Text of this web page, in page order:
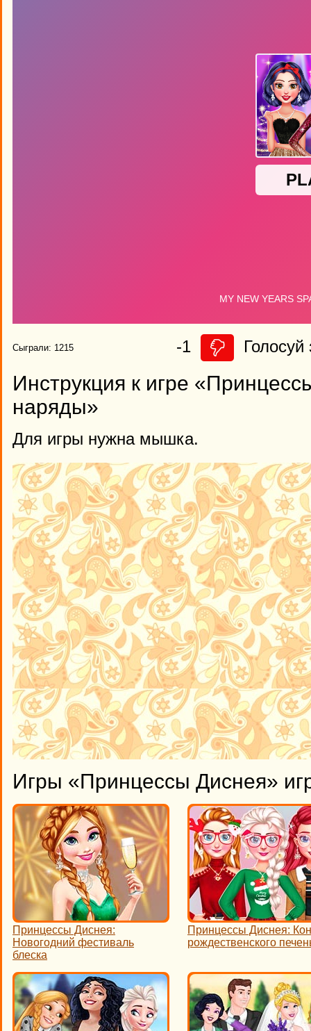
Сыграли: 1215 -1 Голосуй
Инструкция к игре
наряды»
Для игры нужна мышка.
Игры «Принцессы Диснея»
Принцессы Диснея:
Новогодний фестиваль
блеска
Принцессы Диснея:
рождественского